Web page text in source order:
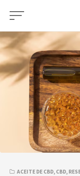
Skip
content
ACEITE DE CBD, CBD,